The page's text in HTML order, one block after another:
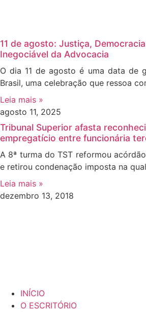
11 de agosto: Justiça,
Inegociável da Advocacia
O dia 11 de agosto é uma data de
Brasil, uma celebração que ressoa
Leia mais »
agosto 11, 2025
Tribunal Superior afasta
empregatício entre funcionária
A 8ª turma do TST reformou
e retirou condenação imposta na
Leia mais »
dezembro 13, 2018
INÍCIO
O ESCRITÓRIO